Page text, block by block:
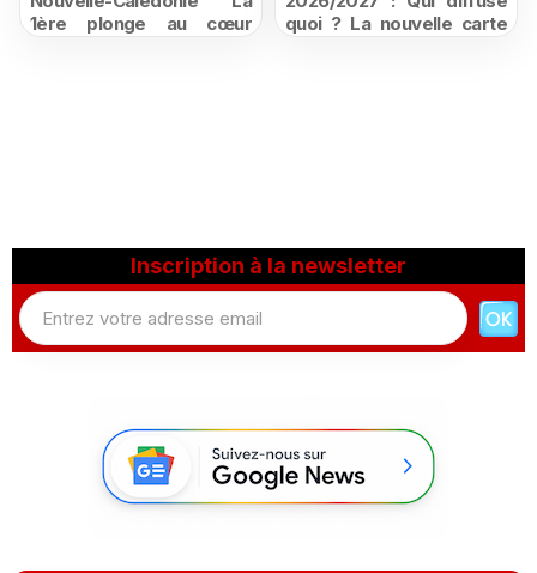
1ère plonge au cœur
quoi ? La nouvelle carte
Inscription à la newsletter